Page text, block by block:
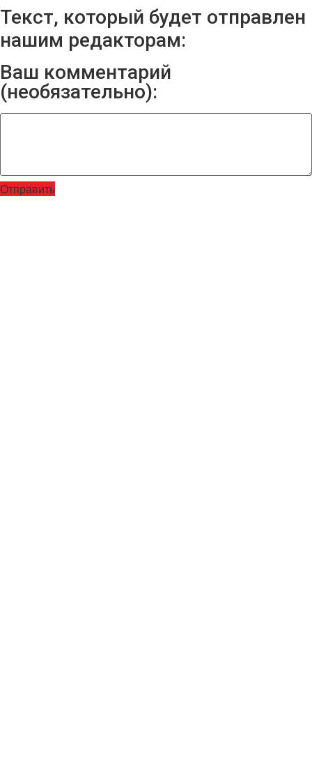
Текст, который будет отправлен
нашим редакторам:
Ваш комментарий
(необязательно):
Отправить